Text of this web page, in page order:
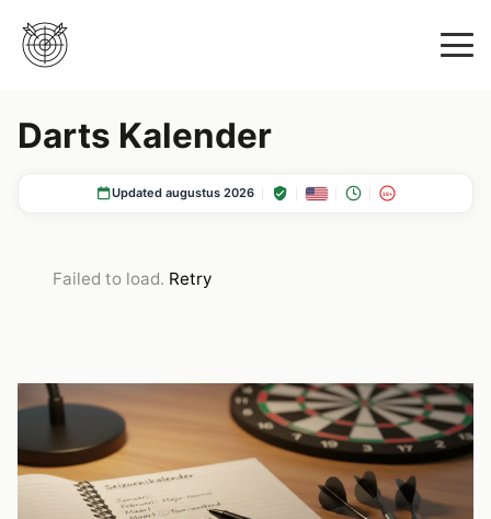
Darts Kalender
Updated augustus 2026 18+
Failed to load. Retry